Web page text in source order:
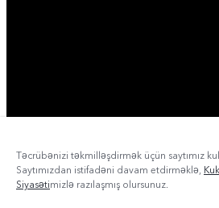
Təcrübənizi təkmilləşdirmək üçün saytımız
Saytımızdan istifadəni davam etdirməklə,
Siyasətimizlə razılaşmış olursunuz.